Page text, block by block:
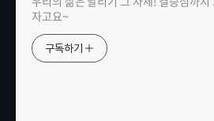
자고요~
구독하기